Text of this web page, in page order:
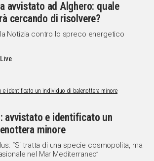
avvistato ad Alghero: quale
cercando di risolvere?
la Notizia contro lo spreco energetico
avvistato e identificato un
minore
“Si tratta di una specie cosmopolita, ma
nel Mar Mediterraneo”